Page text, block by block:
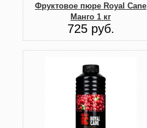
Фруктовое пюре Royal Cane
Манго 1 кг
725 руб.